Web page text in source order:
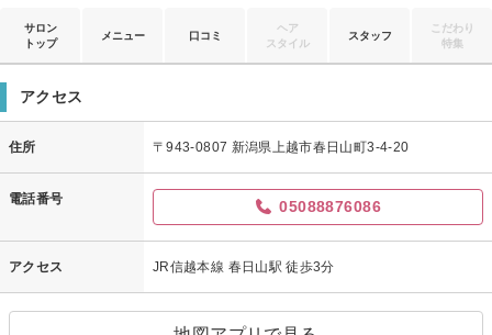
サロン
トップ
メニュー 口コミ
ヘア
スタイル
スタッフ
こだわり
特集
アクセス
住所 〒943-0807 新潟県上越市春日山町3-4-20
電話番号 05088876086
アクセス JR信越本線 春日山駅 徒歩3分